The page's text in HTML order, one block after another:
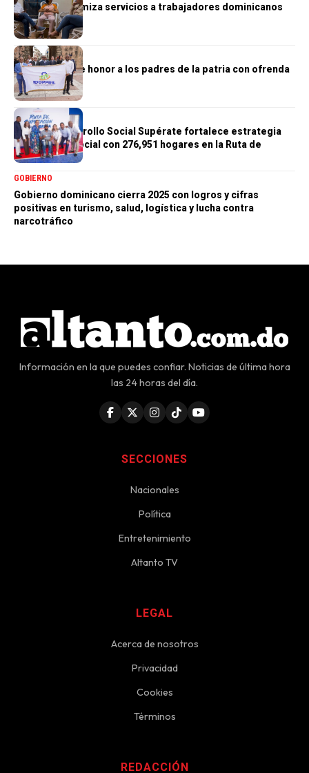
IDOPPRIL optimiza servicios a trabajadores dominicanos
NACIONALES
IDOPPRIL rinde honor a los padres de la patria con ofrenda
floral
GOBIERNO
En 2025, Desarrollo Social Supérate fortalece estrategia
de inclusión social con 276,951 hogares en la Ruta de
Superación
GOBIERNO
Gobierno dominicano cierra 2025 con logros y cifras
positivas en turismo, salud, logística y lucha contra
narcotráfico
Información en la que puedes confiar. Noticias de última hora
las 24 horas del día.
SECCIONES
Nacionales
Política
Entretenimiento
Altanto TV
LEGAL
Acerca de nosotros
Privacidad
Cookies
Términos
REDACCIÓN